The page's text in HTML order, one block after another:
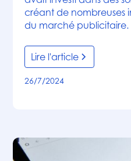
créant de nombreuses
du marché publicitaire.
Lire l'article
26/7/2024